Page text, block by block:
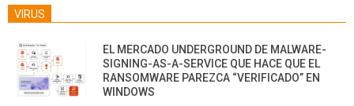
VIRUS
EL MERCADO UNDERGROUND DE MALWARE-
SIGNING-AS-A-SERVICE QUE HACE QUE EL
RANSOMWARE PAREZCA “VERIFICADO” EN
WINDOWS